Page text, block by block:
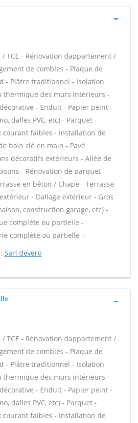
TCE - Rénovation dappartement /
de combles - Plaque de
- Plâtre traditionnel - Isolation
thermique des murs intérieurs -
- Enduit - Papier peint -
dalles PVC, etc) - Parquet -
courant faibles - Installation de
bain clé en main - Pavé
décoratifs extérieurs - Allée de
- Rénovation de parquet -
en béton / Chape - Terrasse
- Dallage extérieur - Gros
construction garage, etc) -
complète ou partielle -
complète ou partielle -
Sarl devero
TCE - Rénovation dappartement /
de combles - Plaque de
- Plâtre traditionnel - Isolation
thermique des murs intérieurs -
- Enduit - Papier peint -
dalles PVC, etc) - Parquet -
courant faibles - Installation de